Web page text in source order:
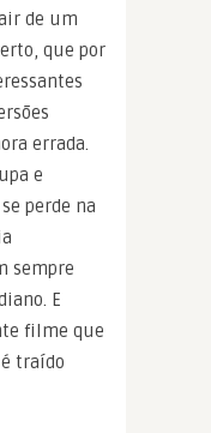
de um
que por
errada.
e
perde na
sempre
E
filme que
traído